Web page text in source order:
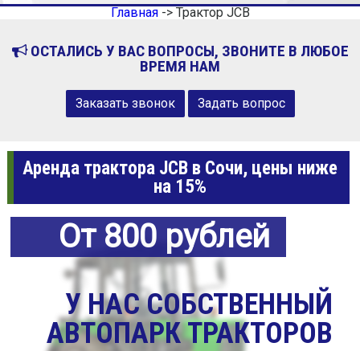
Главная-> Трактор JCB
ОСТАЛИСЬ У ВАС ВОПРОСЫ, ЗВОНИТЕ В ЛЮБОЕ
ВРЕМЯ НАМ
Заказать звонок Задать вопрос
Аренда трактора JCB в Сочи, цены ниже
на 15%
От 800 рублей
У НАС СОБСТВЕННЫЙ
АВТОПАРК ТРАКТОРОВ